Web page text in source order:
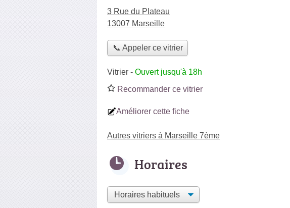
3 Rue du Plateau
13007 Marseille
📞 Appeler ce vitrier
Vitrier - Ouvert jusqu'à 18h
Recommander ce vitrier
Améliorer cette fiche
Autres vitriers à Marseille 7ème
Horaires